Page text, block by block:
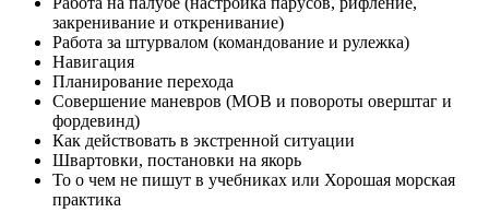
закренивание и откренивание)
Работа за штурвалом (командование и рулежка)
Навигация
Планирование перехода
Совершение маневров (MOB и повороты оверштаг и
фордевинд)
Как действовать в экстренной ситуации
Швартовки, постановки на якорь
То о чем не пишут в учебниках или Хорошая морская
практика